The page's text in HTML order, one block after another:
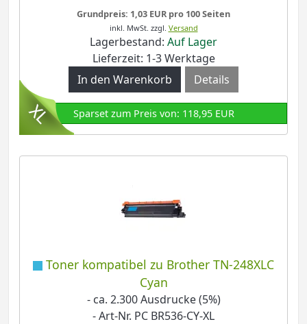
Grundpreis: 1,03 EUR pro 100 Seiten
inkl. MwSt. zzgl. Versand
Lagerbestand: Auf Lager
Lieferzeit: 1-3 Werktage
Details
Sparset zum Preis von: 118,95 EUR
Toner kompatibel zu Brother TN-248XLC
Cyan
- ca. 2.300 Ausdrucke (5%)
- Art-Nr. PC BR536-CY-XL